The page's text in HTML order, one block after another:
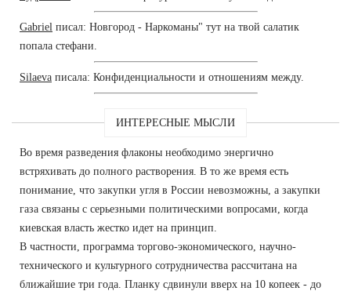
Gabriel писал: Новгород - Наркоманы" тут на твой салатик
попала стефани.
Silaeva писала: Конфиденциальности и отношениям между.
ИНТЕРЕСНЫЕ МЫСЛИ
Во время разведения флаконы необходимо энергично
встряхивать до полного растворения. В то же время есть
понимание, что закупки угля в России невозможны, а закупки
газа связаны с серьезными политическими вопросами, когда
киевская власть жестко идет на принцип.
В частности, программа торгово-экономического, научно-
технического и культурного сотрудничества рассчитана на
ближайшие три года. Планку сдвинули вверх на 10 копеек - до